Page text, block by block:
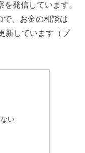
発信しています。
で、お金の相談は
新しています（プ
い